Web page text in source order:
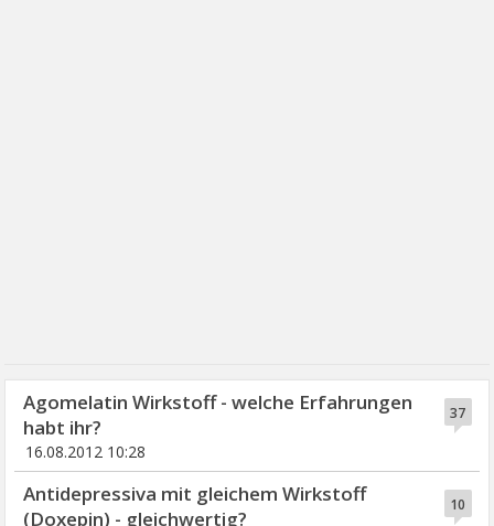
37
Agomelatin Wirkstoff - welche Erfahrungen
habt ihr?
16.08.2012 10:28
10
Antidepressiva mit gleichem Wirkstoff
(Doxepin) - gleichwertig?